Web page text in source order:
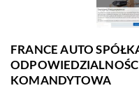
FRANCE AUTO
KOMANDYTOWA